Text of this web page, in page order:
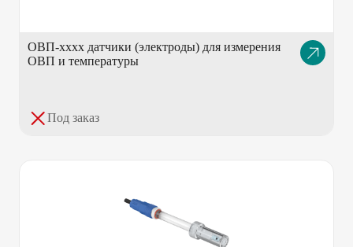
ОВП-хххх датчики (электроды) для измерения
ОВП и температуры
Описание
товара
Под заказ